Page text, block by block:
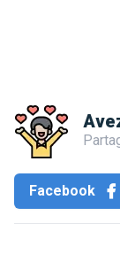
Facebook